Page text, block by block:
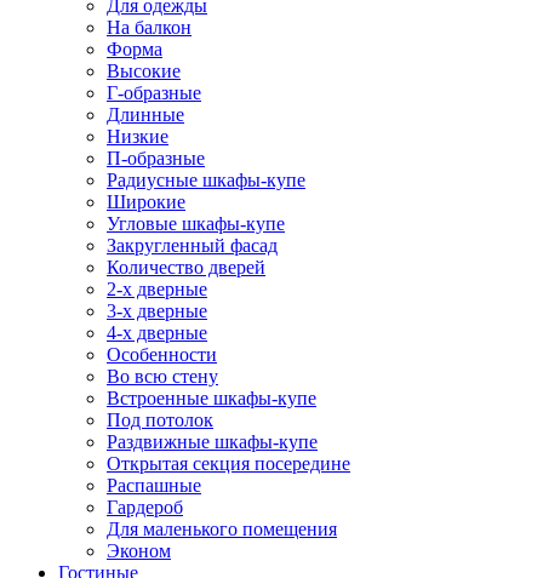
Для одежды
На балкон
Форма
Высокие
Г-образные
Длинные
Низкие
П-образные
Радиусные шкафы-купе
Широкие
Угловые шкафы-купе
Закругленный фасад
Количество дверей
2-х дверные
3-х дверные
4-х дверные
Особенности
Во всю стену
Встроенные шкафы-купе
Под потолок
Раздвижные шкафы-купе
Открытая секция посередине
Распашные
Гардероб
Для маленького помещения
Эконом
Гостиные